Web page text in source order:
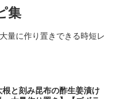
集
量に作り置きできる時短レ
根と刻み昆布の酢生姜漬け